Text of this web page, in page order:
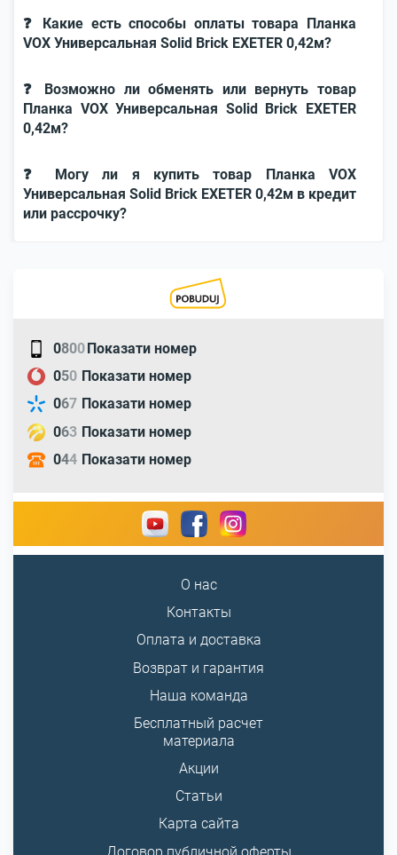
❓ Какие есть способы оплаты товара Планка
VOX Универсальная Solid Brick EXETER 0,42м?
❓ Возможно ли обменять или вернуть товар
Планка VOX Универсальная Solid Brick EXETER
0,42м?
❓ Могу ли я купить товар Планка VOX
Универсальная Solid Brick EXETER 0,42м в кредит
или рассрочку?
0800Показати номер
050 Показати номер
067 Показати номер
063 Показати номер
044 Показати номер
О нас
Контакты
Оплата и доставка
Возврат и гарантия
Наша команда
Бесплатный расчет
материала
Акции
Статьи
Карта сайта
Договор публичной оферты